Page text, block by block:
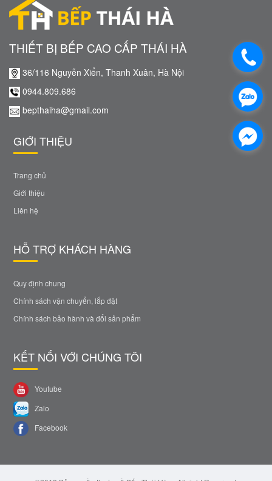
THIẾT BỊ BẾP CAO CẤP THÁI HÀ
36/116 Nguyễn Xiển, Thanh Xuân, Hà Nội
0944.809.686
bepthaiha@gmail.com
GIỚI THIỆU
Trang chủ
Giới thiệu
Liên hệ
HỖ TRỢ KHÁCH HÀNG
Quy định chung
Chính sách vận chuyển, lắp đặt
Chính sách bảo hành và đổi sản phẩm
KẾT NỐI VỚI CHÚNG TÔI
Youtube
Zalo
Facebook